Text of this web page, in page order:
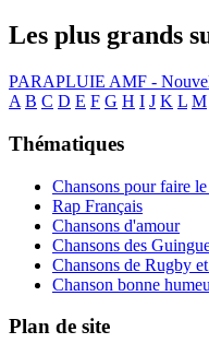
Les plus grands
PARAPLUIE AMF -
A B C D E F G H I J K L M
Thématiques
Chansons pour faire le
Rap Français
Chansons d'amour
Chansons des
Chansons de Rugby
Chanson bonne
Plan de site